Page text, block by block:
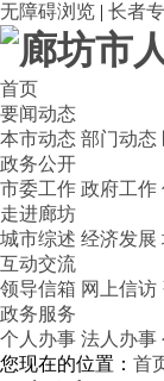
无障碍浏览 | 长者
首页
要闻动态
本市动态 部门动态
政务公开
市委工作 政府工作
走进廊坊
城市综述 经济发展
互动交流
领导信箱 网上信访
政务服务
个人办事 法人办事
您现在的位置： 首